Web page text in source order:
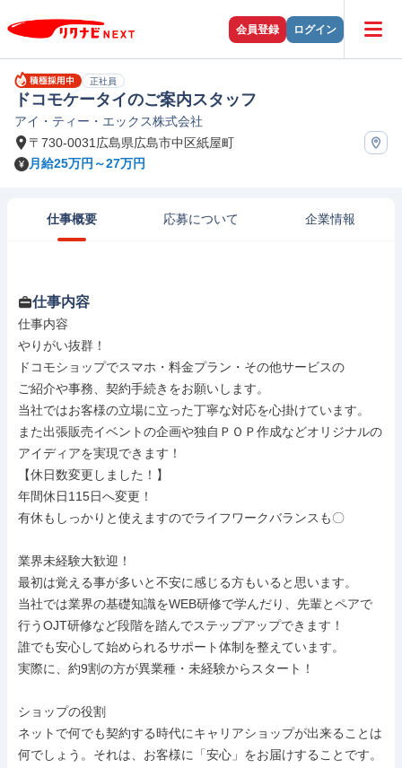
会員登録 ログイン
正社員
ドコモケータイのご案内スタッフ
アイ・ティー・エックス株式会社
〒730-0031広島県広島市中区紙屋町
月給25万円～27万円
仕事概要 応募について 企業情報
仕事内容
仕事内容
やりがい抜群！
ドコモショップでスマホ・料金プラン・その他サービスの
ご紹介や事務、契約手続きをお願いします。
当社ではお客様の立場に立った丁寧な対応を心掛けています。
また出張販売イベントの企画や独自ＰＯＰ作成などオリジナルの
アイディアを実現できます！
【休日数変更しました！】
年間休日115日へ変更！
有休もしっかりと使えますのでライフワークバランスも〇
業界未経験大歓迎！
最初は覚える事が多いと不安に感じる方もいると思います。
当社では業界の基礎知識をWEB研修で学んだり、先輩とペアで
行うOJT研修など段階を踏んでステップアップできます！
誰でも安心して始められるサポート体制を整えています。
実際に、約9割の方が異業種・未経験からスタート！
ショップの役割
ネットで何でも契約する時代にキャリアショップが出来ることは
何でしょう。それは、お客様に「安心」をお届けすることです。